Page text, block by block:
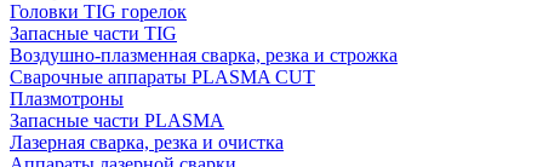
Головки TIG горелок
Запасные части TIG
Воздушно-плазменная сварка, резка и строжка
Сварочные аппараты PLASMA CUT
Плазмотроны
Запасные части PLASMA
Лазерная сварка, резка и очистка